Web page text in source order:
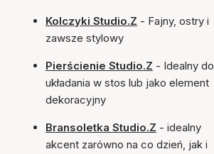
Kolczyki Studio.Z - Fajny, ostry i
zawsze stylowy
Pierścienie Studio.Z - Idealny do
układania w stos lub jako element
dekoracyjny
Bransoletka Studio.Z - idealny
akcent zarówno na co dzień, jak i